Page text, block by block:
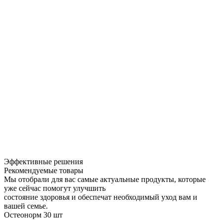
Эффективные решения
Рекомендуемые товары
Мы отобрали для вас самые актуальные продукты, которые
уже сейчас помогут улучшить
состояние здоровья и обеспечат необходимый уход вам и
вашей семье.
Остеонорм 30 шт